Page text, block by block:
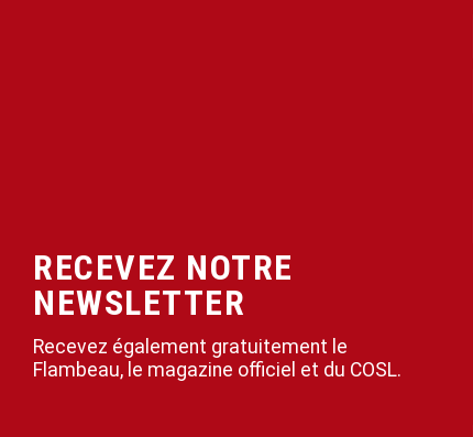
RECEVEZ NOTRE
NEWSLETTER
Recevez également gratuitement le
Flambeau, le magazine officiel et du COSL.